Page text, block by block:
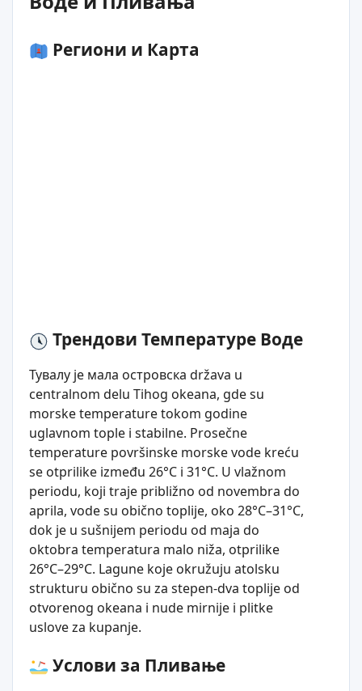
Региони и Карта
Трендови Температуре Воде
Тувалу је мала островска država u
centralnom delu Tihog okeana, gde su
morske temperature tokom godine
uglavnom tople i stabilne. Prosečne
temperature površinske morske vode kreću
se otprilike između 26°C i 31°C. U vlažnom
periodu, koji traje približno od novembra do
aprila, vode su obično toplije, oko 28°C–31°C,
dok je u sušnijem periodu od maja do
oktobra temperatura malo niža, otprilike
26°C–29°C. Lagune koje okružuju atolsku
strukturu obično su za stepen-dva toplije od
otvorenog okeana i nude mirnije i plitke
uslove za kupanje.
Услови за Пливање